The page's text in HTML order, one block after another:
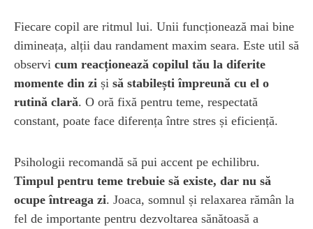
Fiecare copil are ritmul lui. Unii funcționează mai bine
dimineața, alții dau randament maxim seara. Este util să
observi cum reacționează copilul tău la diferite
momente din zi și să stabilești împreună cu el o
rutină clară. O oră fixă pentru teme, respectată
constant, poate face diferența între stres și eficiență.
Psihologii recomandă să pui accent pe echilibru.
Timpul pentru teme trebuie să existe, dar nu să
ocupe întreaga zi. Joaca, somnul și relaxarea rămân la
fel de importante pentru dezvoltarea sănătoasă a